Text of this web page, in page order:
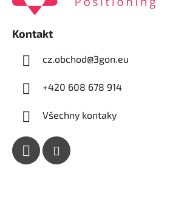
Kontakt
cz.obchod@3gon.eu
+420 608 678 914
Všechny kontaky